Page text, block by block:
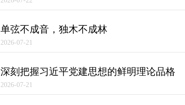
单弦不成音，独木不成林
2026-07-21
深刻把握习近平党建思想的鲜明理论品格
2026-07-21